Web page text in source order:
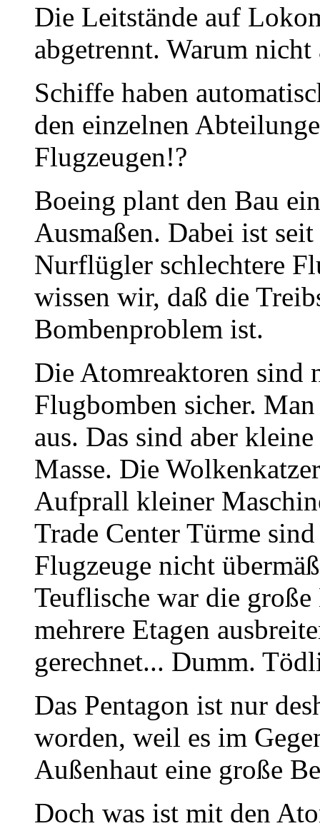
Die Leitstände auf
abgetrennt. Warum
Schiffe haben
den einzelnen
Flugzeugen!?
Boeing plant den Bau
Ausmaßen. Dabei ist
Nurflügler schlechtere
wissen wir, daß die
Bombenproblem ist.
Die Atomreaktoren sind
Flugbomben sicher.
aus. Das sind aber
Masse. Die
Aufprall kleiner
Trade Center Türme
Flugzeuge nicht
Teuflische war die
mehrere Etagen
gerechnet... Dumm.
Das Pentagon ist nur
worden, weil es im
Außenhaut eine große
Doch was ist mit den